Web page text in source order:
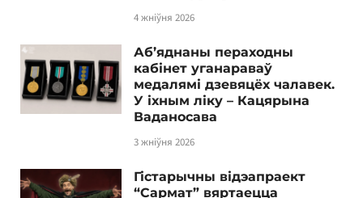
4 жніўня 2026
Аб’яднаны пераходны
кабінет уганараваў
медалямі дзевяцёх чалавек.
У іхным ліку – Кацярына
Ваданосава
3 жніўня 2026
Гістарычны відэапраект
“Сармат” вяртаецца